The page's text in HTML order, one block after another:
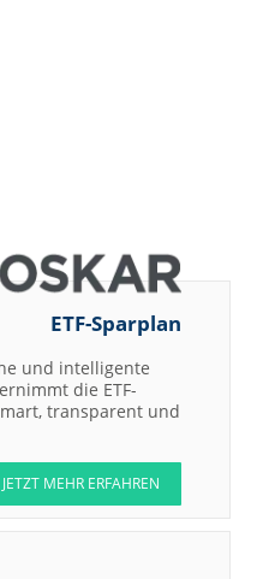
ETF-Sparplan
und intelligente
die ETF-
transparent und
JETZT MEHR ERFAHREN